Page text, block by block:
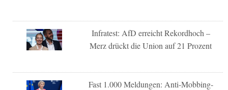
Infratest: AfD erreicht Rekordhoch –
Merz drückt die Union auf 21 Prozent
Fast 1.000 Meldungen: Anti-Mobbing-